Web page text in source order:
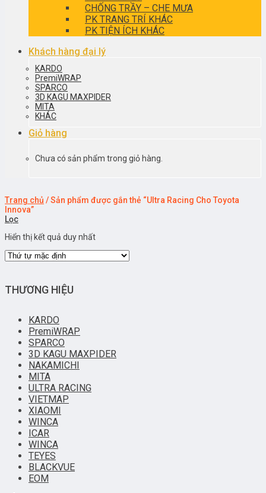
CHỐNG TRẦY – CHE MƯA
PK TRANG TRÍ KHÁC
PK TIỆN ÍCH KHÁC
Khách hàng đại lý
KARDO
PremiWRAP
SPARCO
3D KAGU MAXPIDER
MITA
KHÁC
Giỏ hàng
Chưa có sản phẩm trong giỏ hàng.
Trang chủ /Sản phẩm được gắn thẻ “Ultra Racing Cho Toyota
Innova”
Lọc
Hiển thị kết quả duy nhất
THƯƠNG HIỆU
KARDO
PremiWRAP
SPARCO
3D KAGU MAXPIDER
NAKAMICHI
MITA
ULTRA RACING
VIETMAP
XIAOMI
WINCA
ICAR
WINCA
TEYES
BLACKVUE
EOM